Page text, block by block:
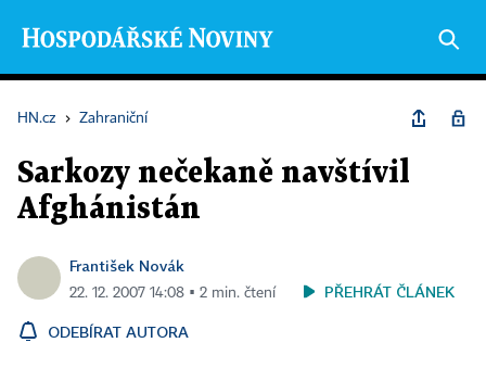
HN.cz › Zahraniční
Sarkozy nečekaně navštívil
Afghánistán
František Novák
22. 12. 2007 14:08 ▪ 2 min. čtení PŘEHRÁT ČLÁNEK
ODEBÍRAT AUTORA